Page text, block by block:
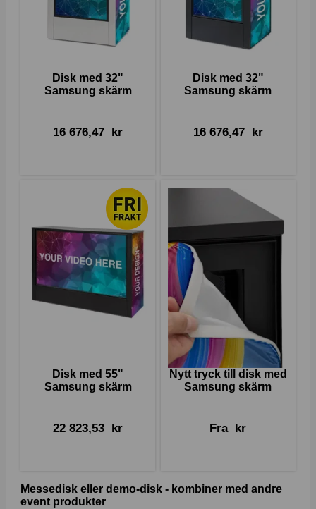
Disk med 32"
Samsung skärm
16 676,47 kr
Disk med 32"
Samsung skärm
16 676,47kr
Disk med 55"
Samsung skärm
22 823,53 kr
Nytt tryck till disk med
Samsung skärm
Fra kr
Messedisk eller demo-disk - kombiner med andre
event produkter